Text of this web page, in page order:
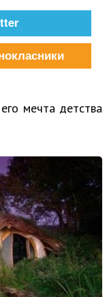
мечта детства